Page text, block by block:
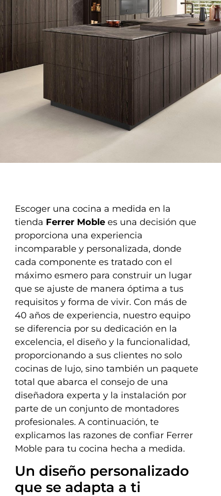
Escoger una cocina a medida en la
tienda Ferrer Moble es una decisión que
proporciona una experiencia
incomparable y personalizada, donde
cada componente es tratado con el
máximo esmero para construir un lugar
que se ajuste de manera óptima a tus
requisitos y forma de vivir. Con más de
40 años de experiencia, nuestro equipo
se diferencia por su dedicación en la
excelencia, el diseño y la funcionalidad,
proporcionando a sus clientes no solo
cocinas de lujo, sino también un paquete
total que abarca el consejo de una
diseñadora experta y la instalación por
parte de un conjunto de montadores
profesionales. A continuación, te
explicamos las razones de confiar Ferrer
Moble para tu cocina hecha a medida.
Un diseño personalizado
que se adapta a ti